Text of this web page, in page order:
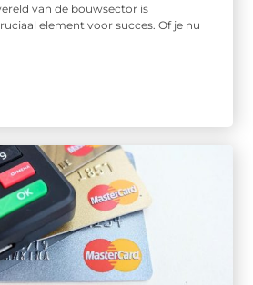
van de bouwsector is
element voor succes. Of je nu